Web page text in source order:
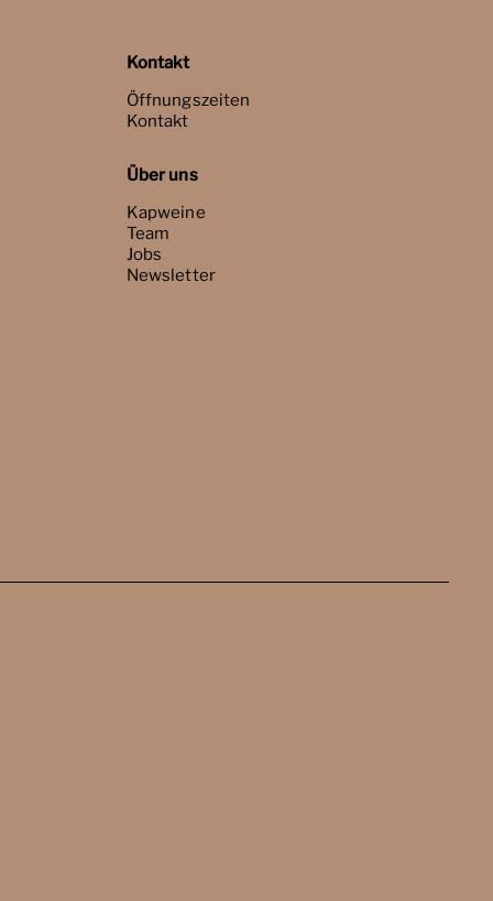
Kontakt
Öffnungszeiten
Kontakt
Über uns
Kapweine
Team
Jobs
Newsletter